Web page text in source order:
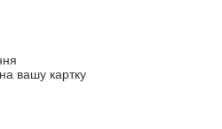
вашу картку